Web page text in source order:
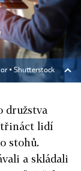
▪ Shutterstock
družstva
třináct lidí
stohů.
a skládali